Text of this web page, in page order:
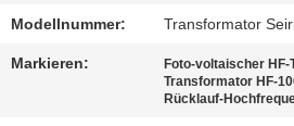
NEUIGKEITEN
Modellnummer: Transformator
Markieren: Foto-voltaischer
Transformator HF-
Rücklauf-